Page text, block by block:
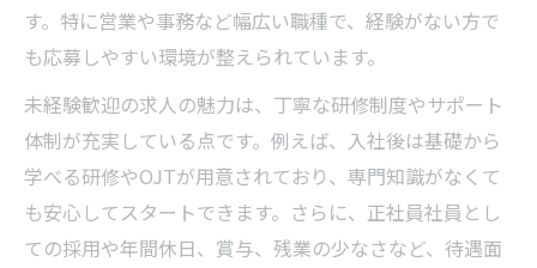
す。特に営業や事務など幅広い職種で、経験がない方で
も応募しやすい環境が整えられています。
未経験歓迎の求人の魅力は、丁寧な研修制度やサポート
体制が充実している点です。例えば、入社後は基礎から
学べる研修やOJTが用意されており、専門知識がなくて
も安心してスタートできます。さらに、正社員社員とし
ての採用や年間休日、賞与、残業の少なさなど、待遇面